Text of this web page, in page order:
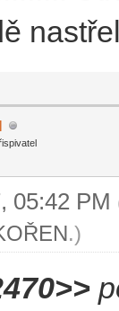
05:42 PM
.)